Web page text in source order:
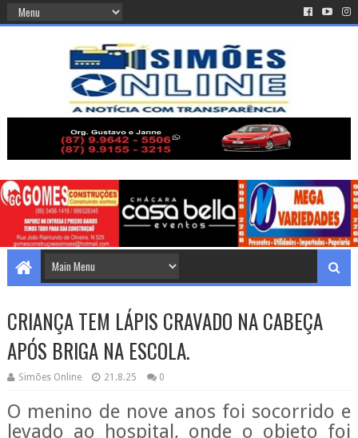
CRIANÇA TEM LÁPIS CRAVADO NA CABEÇA
APÓS BRIGA NA ESCOLA.
Simões Online 21.8.25 0
O menino de nove anos foi socorrido e
levado ao hospital, onde o objeto foi